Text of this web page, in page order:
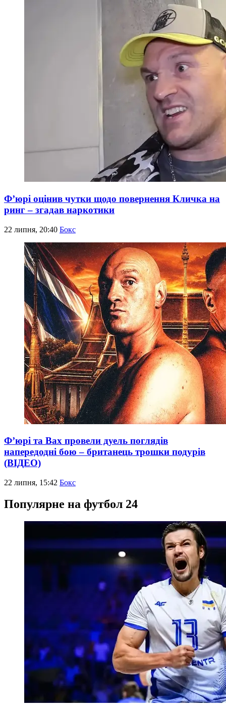
Ф’юрі оцінив чутки щодо повернення Кличка на
ринг – згадав наркотики
22 липня, 20:40 Бокс
Ф’юрі та Вах провели дуель поглядів
напередодні бою – британець трошки подурів
(ВІДЕО)
22 липня, 15:42 Бокс
Популярне на футбол 24